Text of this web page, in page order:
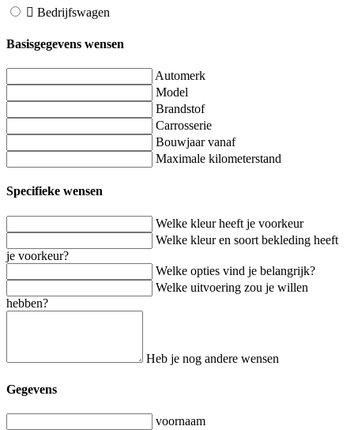
Bedrijfswagen
Basisgegevens wensen
Automerk
Model
Brandstof
Carrosserie
Bouwjaar vanaf
Maximale kilometerstand
Specifieke wensen
Welke kleur heeft je voorkeur
Welke kleur en soort bekleding heeft
je voorkeur?
Welke opties vind je belangrijk?
Welke uitvoering zou je willen
hebben?
Heb je nog andere wensen
Gegevens
voornaam